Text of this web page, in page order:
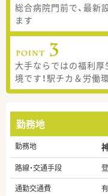
総合病院門前で、最新
ます
大手ならではの福利
境です！駅チカ＆労働
勤務地
勤務地
路線・交通手段
通勤交通費